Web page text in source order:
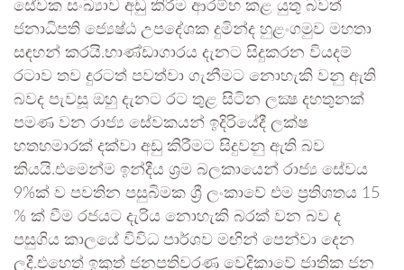
සේවක සංඛ්‍යාව අඩු කිරීම ආරම්භ කළ යුතු බවත්
ජනාධිපති ජ්‍යෙෂ්ඨ උපදේශක දුමින්ද හුළංගමුව මහතා
සඳහන් කරයි.භාණ්ඩාගාරය දැනට සිදුකරන වියදම්
රටාව තව දුරටත් පවත්වා ගැනීමට නොහැකි වනු ඇති
බවද පැවසූ ඔහු දැනට රට තුළ සිටින ලක්‍ෂ දහතුනක්
පමණ වන රාජ්‍ය සේවකයන් ඉදිරියේදී ලක්ෂ
හතහමාරක් දක්වා අඩු කිරීමට සිදුවනු ඇති බව
කියයි.එමෙන්ම ඉන්දීය ශ්‍රම බලකායෙන් රාජ්‍ය සේවය
9%ක් ව පවතින පසුබිමක ශ්‍රී ලංකාවේ එම ප්‍රතිශතය 15
% ක් වීම රජයට දැරිය නොහැකි බරක් වන බව ද
පසුගිය කාලයේ විවිධ පාර්ශව මඟින් පෙන්වා දෙන
ලදී.එහෙත් ඉකුත් ජනපතිවරණ වෙදිකාවේ ජාතික ජන